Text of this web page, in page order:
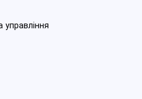
управління